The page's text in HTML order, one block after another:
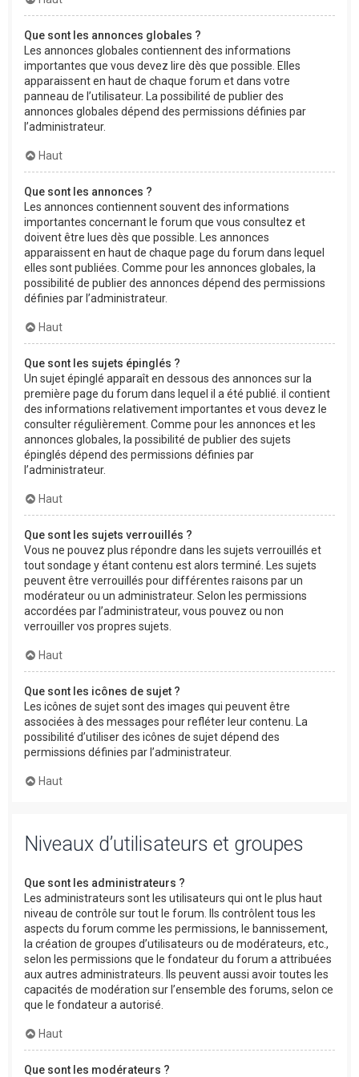
Que sont les annonces globales ?
Les annonces globales contiennent des informations
importantes que vous devez lire dès que possible. Elles
apparaissent en haut de chaque forum et dans votre
panneau de l’utilisateur. La possibilité de publier des
annonces globales dépend des permissions définies par
l’administrateur.
Haut
Que sont les annonces ?
Les annonces contiennent souvent des informations
importantes concernant le forum que vous consultez et
doivent être lues dès que possible. Les annonces
apparaissent en haut de chaque page du forum dans lequel
elles sont publiées. Comme pour les annonces globales, la
possibilité de publier des annonces dépend des permissions
définies par l’administrateur.
Haut
Que sont les sujets épinglés ?
Un sujet épinglé apparaît en dessous des annonces sur la
première page du forum dans lequel il a été publié. il contient
des informations relativement importantes et vous devez le
consulter régulièrement. Comme pour les annonces et les
annonces globales, la possibilité de publier des sujets
épinglés dépend des permissions définies par
l’administrateur.
Haut
Que sont les sujets verrouillés ?
Vous ne pouvez plus répondre dans les sujets verrouillés et
tout sondage y étant contenu est alors terminé. Les sujets
peuvent être verrouillés pour différentes raisons par un
modérateur ou un administrateur. Selon les permissions
accordées par l’administrateur, vous pouvez ou non
verrouiller vos propres sujets.
Haut
Que sont les icônes de sujet ?
Les icônes de sujet sont des images qui peuvent être
associées à des messages pour refléter leur contenu. La
possibilité d’utiliser des icônes de sujet dépend des
permissions définies par l’administrateur.
Haut
Niveaux d’utilisateurs et groupes
Que sont les administrateurs ?
Les administrateurs sont les utilisateurs qui ont le plus haut
niveau de contrôle sur tout le forum. Ils contrôlent tous les
aspects du forum comme les permissions, le bannissement,
la création de groupes d’utilisateurs ou de modérateurs, etc.,
selon les permissions que le fondateur du forum a attribuées
aux autres administrateurs. Ils peuvent aussi avoir toutes les
capacités de modération sur l’ensemble des forums, selon ce
que le fondateur a autorisé.
Haut
Que sont les modérateurs ?